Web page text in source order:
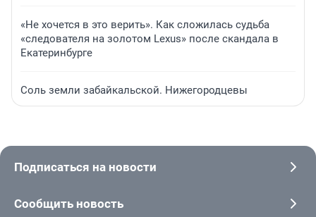
«Не хочется в это верить». Как сложилась судьба
«следователя на золотом Lexus» после скандала в
Екатеринбурге
Соль земли забайкальской. Нижегородцевы
Подписаться на новости
Сообщить новость